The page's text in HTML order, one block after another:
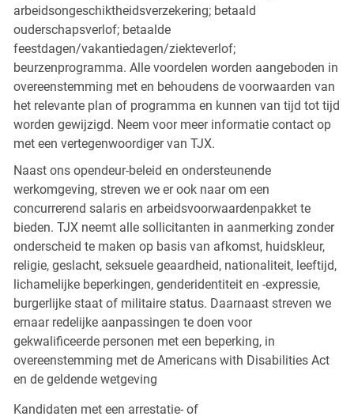
arbeidsongeschiktheidsverzekering; betaald
ouderschapsverlof; betaalde
feestdagen/vakantiedagen/ziekteverlof;
beurzenprogramma. Alle voordelen worden aangeboden in
overeenstemming met en behoudens de voorwaarden van
het relevante plan of programma en kunnen van tijd tot tijd
worden gewijzigd. Neem voor meer informatie contact op
met een vertegenwoordiger van TJX.
Naast ons opendeur-beleid en ondersteunende
werkomgeving, streven we er ook naar om een
concurrerend salaris en arbeidsvoorwaardenpakket te
bieden. TJX neemt alle sollicitanten in aanmerking zonder
onderscheid te maken op basis van afkomst, huidskleur,
religie, geslacht, seksuele geaardheid, nationaliteit, leeftijd,
lichamelijke beperkingen, genderidentiteit en -expressie,
burgerlijke staat of militaire status. Daarnaast streven we
ernaar redelijke aanpassingen te doen voor
gekwalificeerde personen met een beperking, in
overeenstemming met de Americans with Disabilities Act
en de geldende wetgeving
Kandidaten met een arrestatie- of